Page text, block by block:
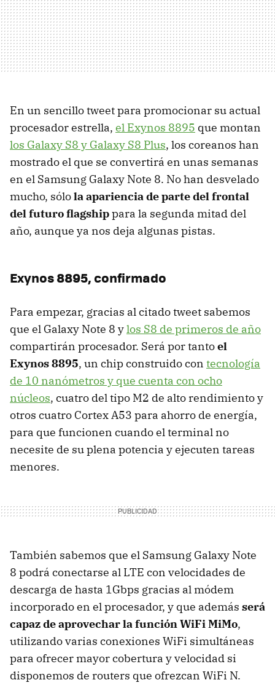
En un sencillo tweet para promocionar su actual
procesador estrella, el Exynos 8895 que montan
los Galaxy S8 y Galaxy S8 Plus, los coreanos han
mostrado el que se convertirá en unas semanas
en el Samsung Galaxy Note 8. No han desvelado
mucho, sólola apariencia de parte del frontal
del futuro flagshippara la segunda mitad del
año, aunque ya nos deja algunas pistas.
Exynos 8895, confirmado
Para empezar, gracias al citado tweet sabemos
que el Galaxy Note 8 ylos S8 de primeros de año
compartirán procesador. Será por tantoel
Exynos 8895, un chip construido con tecnología
de 10 nanómetros y que cuenta con ocho
núcleos, cuatro del tipo M2 de alto rendimiento y
otros cuatro Cortex A53 para ahorro de energía,
para que funcionen cuando el terminal no
necesite de su plena potencia y ejecuten tareas
menores.
También sabemos que el Samsung Galaxy Note
8 podrá conectarse al LTE con velocidades de
descarga de hasta 1Gbps gracias al módem
incorporado en el procesador, y que además será
capaz de aprovechar la función WiFi MiMo,
utilizando varias conexiones WiFi simultáneas
para ofrecer mayor cobertura y velocidad si
disponemos de routers que ofrezcan WiFi N.